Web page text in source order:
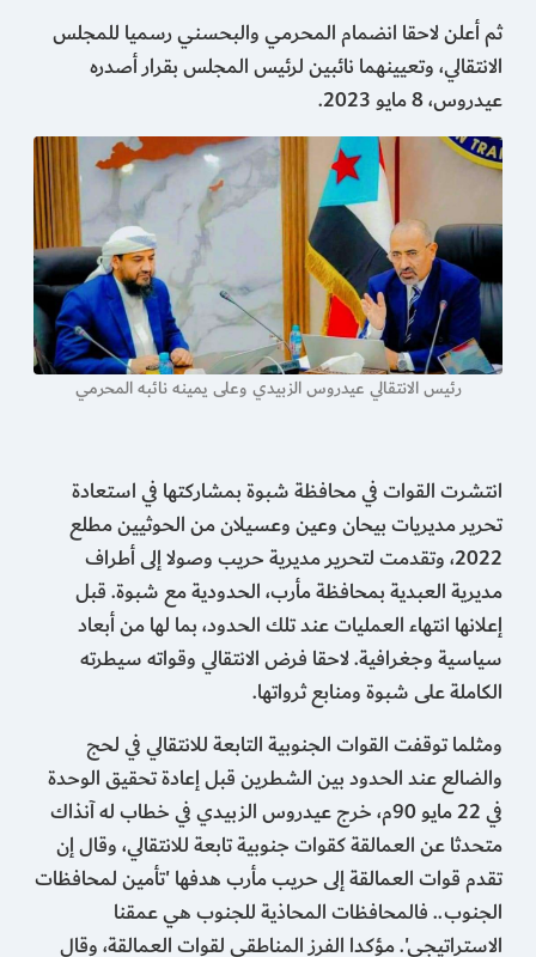
ثم أعلن لاحقا انضمام المحرمي والبحسني رسميا للمجلس
الانتقالي، وتعيينهما نائبين لرئيس المجلس بقرار أصدره
عيدروس، 8 مايو 2023.
رئيس الانتقالي عيدروس الزبيدي وعلى يمينه نائبه المحرمي
انتشرت القوات في محافظة شبوة بمشاركتها في استعادة
تحرير مديريات بيحان وعين وعسيلان من الحوثيين مطلع
2022، وتقدمت لتحرير مديرية حريب وصولا إلى أطراف
مديرية العبدية بمحافظة مأرب، الحدودية مع شبوة. قبل
إعلانها انتهاء العمليات عند تلك الحدود، بما لها من أبعاد
سياسية وجغرافية. لاحقا فرض الانتقالي وقواته سيطرته
الكاملة على شبوة ومنابع ثرواتها.
ومثلما توقفت القوات الجنوبية التابعة للانتقالي في لحج
والضالع عند الحدود بين الشطرين قبل إعادة تحقيق الوحدة
في 22 مايو 90م، خرج عيدروس الزبيدي في خطاب له آنذاك
متحدثا عن العمالقة كقوات جنوبية تابعة للانتقالي، وقال إن
تقدم قوات العمالقة إلى حريب مأرب هدفها 'تأمين لمحافظات
الجنوب.. فالمحافظات المحاذية للجنوب هي عمقنا
الاستراتيجي'. مؤكدا الفرز المناطقي لقوات العمالقة، وقال